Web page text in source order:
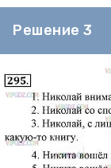
Решение 3